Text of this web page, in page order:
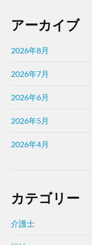
アーカイブ
2026年8月
2026年7月
2026年6月
2026年5月
2026年4月
カテゴリー
介護士